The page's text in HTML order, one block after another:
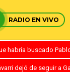
RADIO EN VIVO
habría buscado
dejó de seguir a